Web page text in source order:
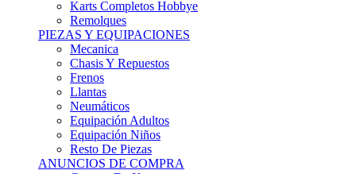
PIEZAS Y EQUIPACIONES
Mecanica
Chasis Y Repuestos
Frenos
Llantas
Neumáticos
Equipación Adultos
Equipación Niños
Resto De Piezas
ANUNCIOS DE COMPRA
Compra De Karts